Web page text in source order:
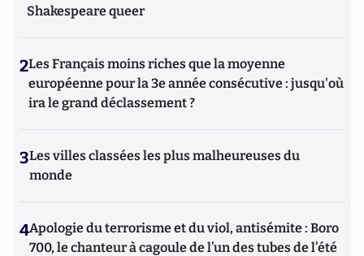
Shakespeare queer
2Les Français moins riches que la moyenne
européenne pour la 3e année consécutive : jusqu'où
ira le grand déclassement ?
3Les villes classées les plus malheureuses du
monde
4Apologie du terrorisme et du viol, antisémite : Boro
700, le chanteur à cagoule de l’un des tubes de l’été